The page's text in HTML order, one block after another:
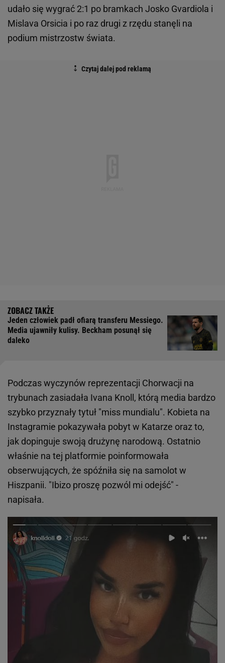
udało się wygrać 2:1 po bramkach Josko Gvardiola i
Mislava Orsicia i po raz drugi z rzędu stanęli na
podium mistrzostw świata.
Jeden człowiek padł ofiarą transferu Messiego.
Media ujawniły kulisy. Beckham posunął się
daleko
Podczas wyczynów reprezentacji Chorwacji na
trybunach zasiadała Ivana Knoll, którą media bardzo
szybko przyznały tytuł "miss mundialu". Kobieta na
Instagramie pokazywała pobyt w Katarze oraz to,
jak dopinguje swoją drużynę narodową. Ostatnio
właśnie na tej platformie poinformowała
obserwujących, że spóźniła się na samolot w
Hiszpanii. "Ibizo proszę pozwól mi odejść" -
napisała.